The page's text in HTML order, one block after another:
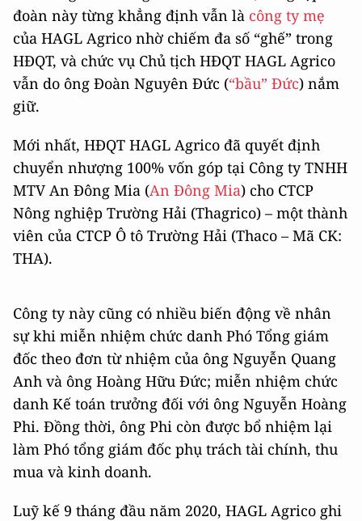
đoàn này từng khẳng định vẫn là công ty mẹ
của HAGL Agrico nhờ chiếm đa số “ghế” trong
HĐQT, và chức vụ Chủ tịch HĐQT HAGL Agrico
vẫn do ông Đoàn Nguyên Đức (“bầu” Đức) nắm
giữ.
Mới nhất, HĐQT HAGL Agrico đã quyết định
chuyển nhượng 100% vốn góp tại Công ty TNHH
MTV An Đông Mia (An Đông Mia) cho CTCP
Nông nghiệp Trường Hải (Thagrico) – một thành
viên của CTCP Ô tô Trường Hải (Thaco – Mã CK:
THA).
Công ty này cũng có nhiều biến động về nhân
sự khi miễn nhiệm chức danh Phó Tổng giám
đốc theo đơn từ nhiệm của ông Nguyễn Quang
Anh và ông Hoàng Hữu Đức; miễn nhiệm chức
danh Kế toán trưởng đối với ông Nguyễn Hoàng
Phi. Đồng thời, ông Phi còn được bổ nhiệm lại
làm Phó tổng giám đốc phụ trách tài chính, thu
mua và kinh doanh.
Luỹ kế 9 tháng đầu năm 2020, HAGL Agrico ghi